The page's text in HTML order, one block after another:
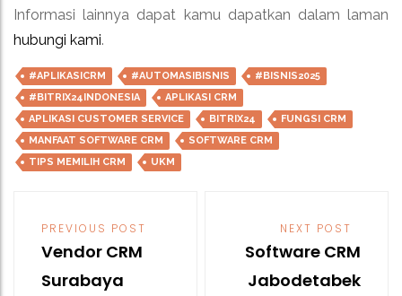
Informasi lainnya dapat kamu dapatkan dalam laman
hubungi kami.
#APLIKASICRM #AUTOMASIBISNIS
#BISNIS2025
#BITRIX24INDONESIA
APLIKASI CRM
APLIKASI CUSTOMER SERVICE
BITRIX24
FUNGSI CRM
MANFAAT SOFTWARE CRM
SOFTWARE CRM
TIPS MEMILIH CRM
UKM
navigation
PREVIOUS POST
Vendor CRM
Surabaya
NEXT POST
Software CRM
Jabodetabek